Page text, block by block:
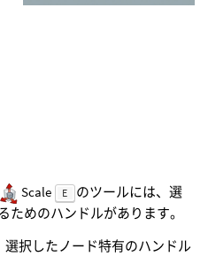
Scale E
のツールには、選
めのハンドルがあります。
選択したノード特有のハンドル